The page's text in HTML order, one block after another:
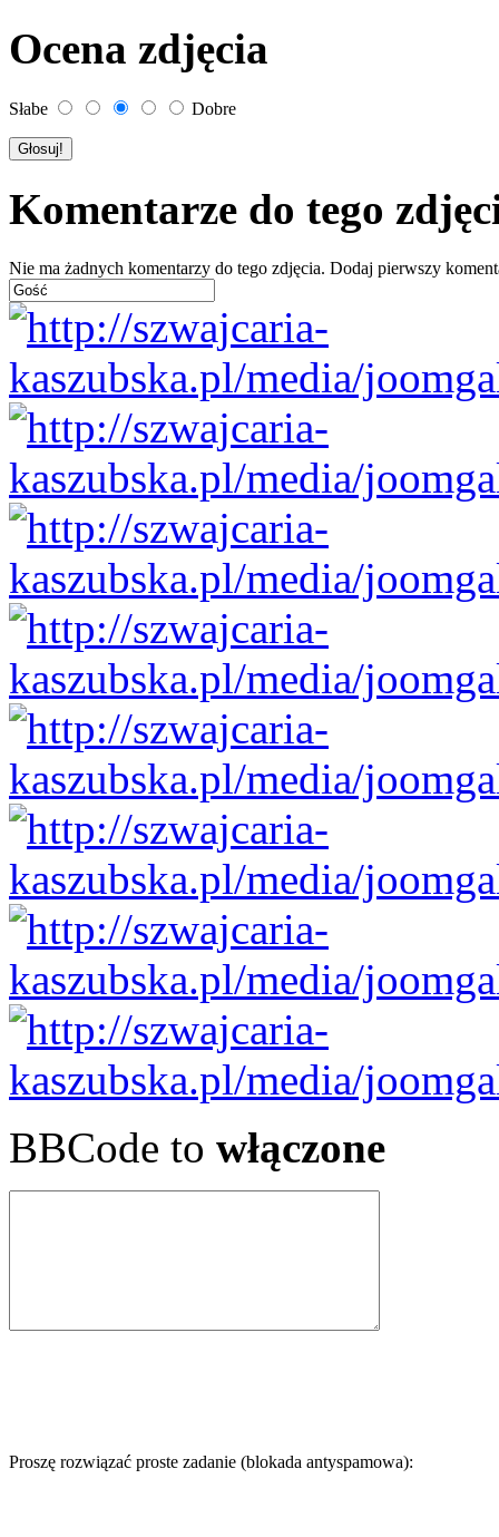
Ocena zdjęcia
Słabe Dobre
Komentarze do tego
Nie ma żadnych komentarzy do tego zdjęcia. Dodaj pierwszy
BBCode to włączone
Proszę rozwiązać proste zadanie (blokada antyspamowa):